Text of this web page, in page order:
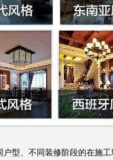
型、不同装修阶段的在施